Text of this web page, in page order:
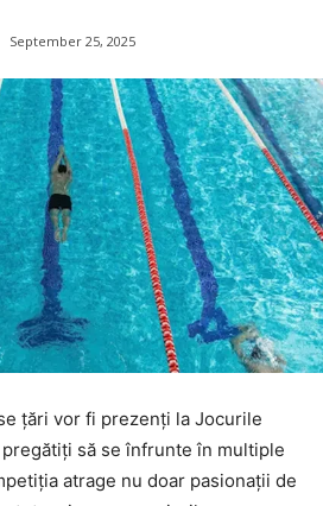
September 25, 2025
țări vor fi prezenți la Jocurile
să se înfrunte în multiple
atrage nu doar pasionații de